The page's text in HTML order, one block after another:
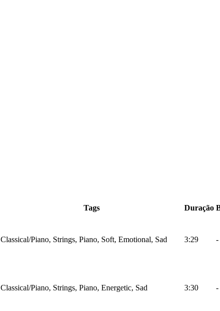
Tags Duração
Classical/Piano, Strings, Piano, Soft, Emotional, Sad 3:29 -
Classical/Piano, Strings, Piano, Energetic, Sad 3:30 -